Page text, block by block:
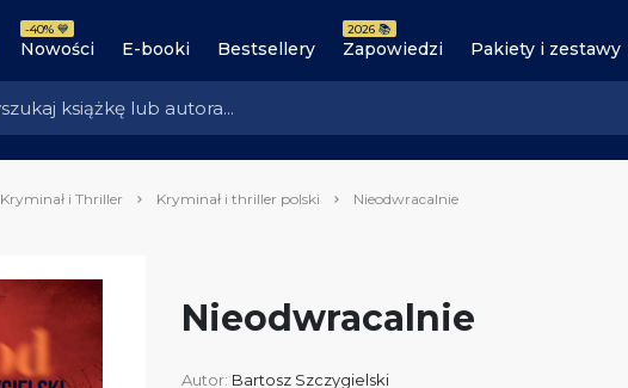
Nowości
-40% 💙
E-booki Bestsellery Zapowiedzi
2026 📚
Pakiety i zestawy
Kryminał i Thriller Kryminał i thriller polski Nieodwracalnie
Nieodwracalnie
Autor: Bartosz Szczygielski